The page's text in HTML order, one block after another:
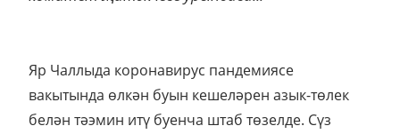
Яр Чаллыда коронавирус пандемиясе
вакытында өлкән буын кешеләрен азык-төлек
белән тәэмин итү буенча штаб төзелде. Сүз